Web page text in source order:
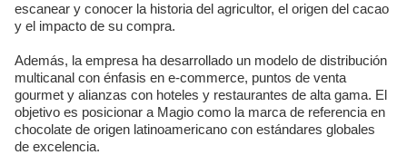
escanear y conocer la historia del agricultor, el origen del cacao
y el impacto de su compra.
Además, la empresa ha desarrollado un modelo de distribución
multicanal con énfasis en e-commerce, puntos de venta
gourmet y alianzas con hoteles y restaurantes de alta gama. El
objetivo es posicionar a Magio como la marca de referencia en
chocolate de origen latinoamericano con estándares globales
de excelencia.